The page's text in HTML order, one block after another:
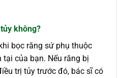
không?
bọc răng sứ phụ thuộc
của bạn. Nếu răng bị
trị tủy trước đó, bác sĩ có